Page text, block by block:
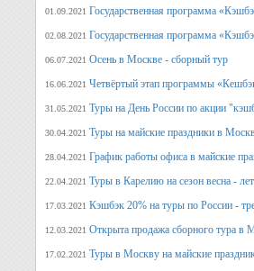
01.09.2021 Государственная программа
02.08.2021 Государственная программа
06.07.2021 Осень в Москве - сборный тур
16.06.2021 Четвёртый этап программы
31.05.2021 Туры на День России по акции
30.04.2021 Туры на майские праздники в
28.04.2021 График работы офиса в майские
22.04.2021 Туры в Карелию на сезон весна -
17.03.2021 Кэшбэк 20% на туры по России -
12.03.2021 Открыта продажа сборного тура в
17.02.2021 Туры в Москву на майские